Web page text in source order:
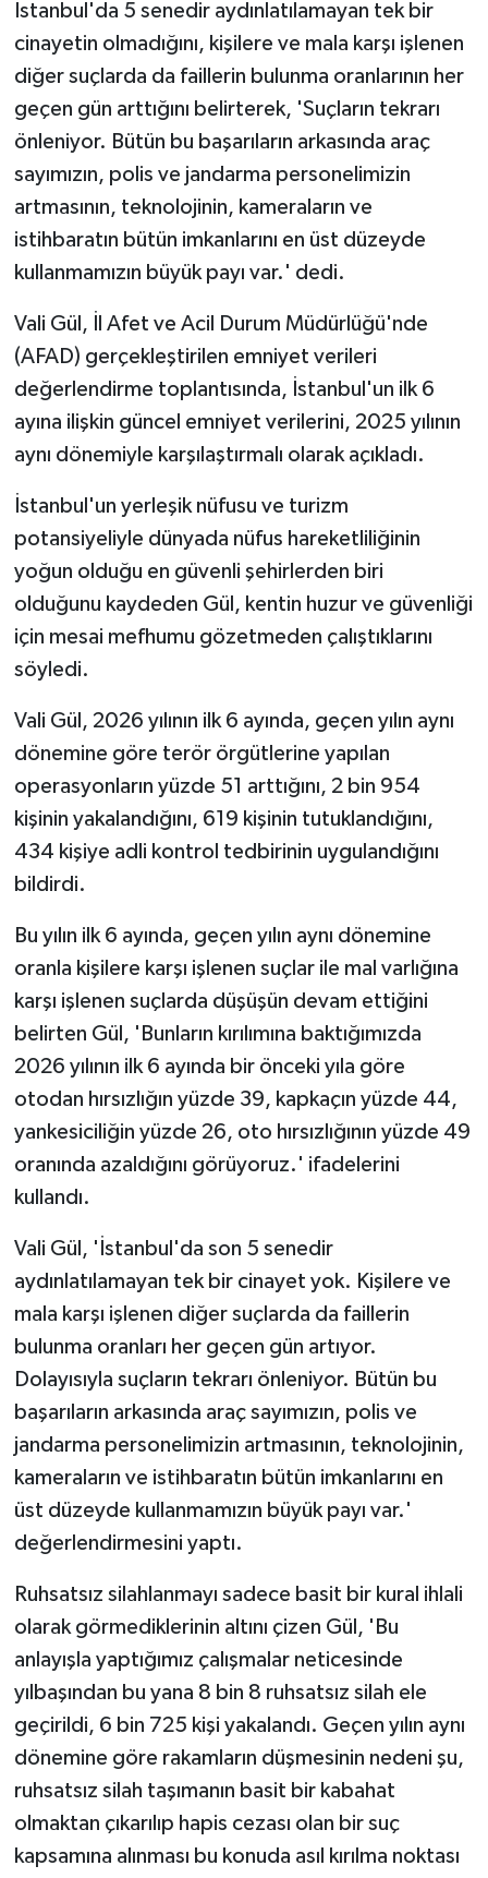
İstanbul'da 5 senedir aydınlatılamayan tek bir
cinayetin olmadığını, kişilere ve mala karşı işlenen
diğer suçlarda da faillerin bulunma oranlarının her
geçen gün arttığını belirterek, 'Suçların tekrarı
önleniyor. Bütün bu başarıların arkasında araç
sayımızın, polis ve jandarma personelimizin
artmasının, teknolojinin, kameraların ve
istihbaratın bütün imkanlarını en üst düzeyde
kullanmamızın büyük payı var.' dedi.
Vali Gül, İl Afet ve Acil Durum Müdürlüğü'nde
(AFAD) gerçekleştirilen emniyet verileri
değerlendirme toplantısında, İstanbul'un ilk 6
ayına ilişkin güncel emniyet verilerini, 2025 yılının
aynı dönemiyle karşılaştırmalı olarak açıkladı.
İstanbul'un yerleşik nüfusu ve turizm
potansiyeliyle dünyada nüfus hareketliliğinin
yoğun olduğu en güvenli şehirlerden biri
olduğunu kaydeden Gül, kentin huzur ve güvenliği
için mesai mefhumu gözetmeden çalıştıklarını
söyledi.
Vali Gül, 2026 yılının ilk 6 ayında, geçen yılın aynı
dönemine göre terör örgütlerine yapılan
operasyonların yüzde 51 arttığını, 2 bin 954
kişinin yakalandığını, 619 kişinin tutuklandığını,
434 kişiye adli kontrol tedbirinin uygulandığını
bildirdi.
Bu yılın ilk 6 ayında, geçen yılın aynı dönemine
oranla kişilere karşı işlenen suçlar ile mal varlığına
karşı işlenen suçlarda düşüşün devam ettiğini
belirten Gül, 'Bunların kırılımına baktığımızda
2026 yılının ilk 6 ayında bir önceki yıla göre
otodan hırsızlığın yüzde 39, kapkaçın yüzde 44,
yankesiciliğin yüzde 26, oto hırsızlığının yüzde 49
oranında azaldığını görüyoruz.' ifadelerini
kullandı.
Vali Gül, 'İstanbul'da son 5 senedir
aydınlatılamayan tek bir cinayet yok. Kişilere ve
mala karşı işlenen diğer suçlarda da faillerin
bulunma oranları her geçen gün artıyor.
Dolayısıyla suçların tekrarı önleniyor. Bütün bu
başarıların arkasında araç sayımızın, polis ve
jandarma personelimizin artmasının, teknolojinin,
kameraların ve istihbaratın bütün imkanlarını en
üst düzeyde kullanmamızın büyük payı var.'
değerlendirmesini yaptı.
Ruhsatsız silahlanmayı sadece basit bir kural ihlali
olarak görmediklerinin altını çizen Gül, 'Bu
anlayışla yaptığımız çalışmalar neticesinde
yılbaşından bu yana 8 bin 8 ruhsatsız silah ele
geçirildi, 6 bin 725 kişi yakalandı. Geçen yılın aynı
dönemine göre rakamların düşmesinin nedeni şu,
ruhsatsız silah taşımanın basit bir kabahat
olmaktan çıkarılıp hapis cezası olan bir suç
kapsamına alınması bu konuda asıl kırılma noktası